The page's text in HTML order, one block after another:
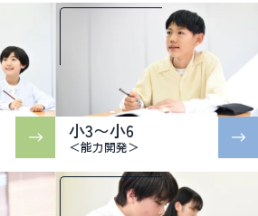
小3〜小6
＜能力開発＞